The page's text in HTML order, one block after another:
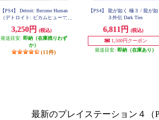
【PS4】 Detroit: Become Human
（デトロイト: ビカムヒューマ
3,250円
(税込)
発送目安: 即納（在庫残りわず
か）
(11件)
【PS4】 龍が如く 極３ / 龍が如
３外伝 Dark Ties
6,811円
(税込)
1,500円クーポン
発送目安: 即納（在庫あり）
最新のプレイステーション４（